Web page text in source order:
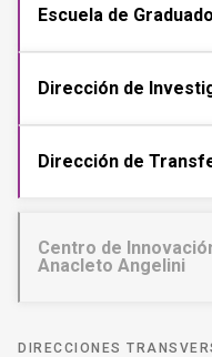
Escuela de
Dirección de
Dirección de
Centro de
Anacleto Angelini
DIRECCIONES